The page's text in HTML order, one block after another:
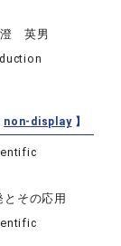
英男
non-display】
その応用